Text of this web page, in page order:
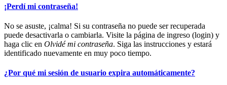
¡Perdí mi contraseña!
No se asuste, ¡calma! Si su contraseña no puede ser recuperada
puede desactivarla o cambiarla. Visite la página de ingreso (login) y
haga clic en Olvidé mi contraseña. Siga las instrucciones y estará
identificado nuevamente en muy poco tiempo.
¿Por qué mi sesión de usuario expira automáticamente?